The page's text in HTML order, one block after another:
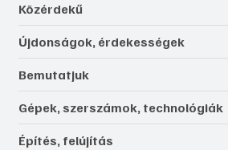
Közérdekű
Újdonságok, érdekességek
Bemutatjuk
Gépek, szerszámok, technológiák
Építés, felújítás